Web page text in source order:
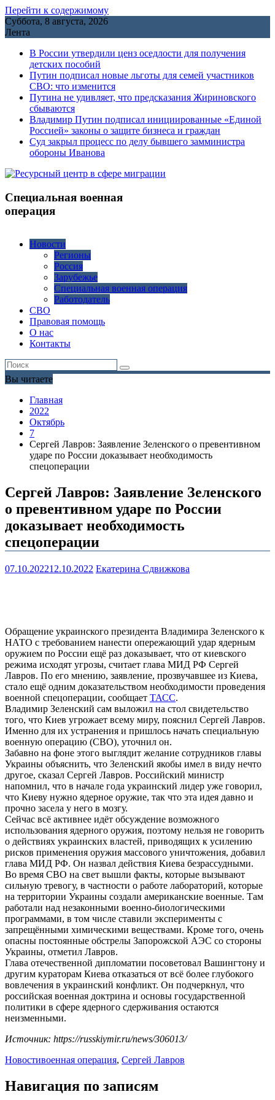
Перейти к содержимому
Суббота, 8 августа, 2026
Лента
В России утвердили ценз оседлости для получения
детских пособий
Путин подписал новые льготы для семей участников
СВО: что изменится
Путина не удивляет, что предсказания Жириновского
сбываются
Владимир Путин подписал инициированные «Единой
Россией» законы о защите бизнеса и граждан
Cуд закрыл процесс по делу бывшего замминистра
обороны Иванова
Специальная военная
операция
Новости
Регионы
Россия
Зарубежье
Специальная военная операция
Работодатель
СВО
Правовая помощь
О нас
Контакты
Вы читаете
Главная
2022
Октябрь
7
Сергей Лавров: Заявление Зеленского о превентивном
ударе по России доказывает необходимость
спецоперации
Сергей Лавров: Заявление Зеленского
о превентивном ударе по России
доказывает необходимость
спецоперации
07.10.202212.10.2022 Екатерина Сдвижкова
Обращение украинского президента Владимира Зеленского к
НАТО с требованием нанести опережающий удар ядерным
оружием по России ещё раз доказывает, что от киевского
режима исходят угрозы, считает глава МИД РФ Сергей
Лавров. По его мнению, заявление, прозвучавшее из Киева,
стало ещё одним доказательством необходимости проведения
военной спецоперации, сообщает ТАСС.
Владимир Зеленский сам выложил на стол свидетельство
того, что Киев угрожает всему миру, пояснил Сергей Лавров.
Именно для их устранения и пришлось начать специальную
военную операцию (СВО), уточнил он.
Забавно на фоне этого выглядит желание сотрудников главы
Украины объяснить, что Зеленский якобы имел в виду нечто
другое, сказал Сергей Лавров. Российский министр
напомнил, что в начале года украинский лидер уже говорил,
что Киеву нужно ядерное оружие, так что эта идея давно и
прочно засела у него в мозгу.
Сейчас всё активнее идёт обсуждение возможного
использования ядерного оружия, поэтому нельзя не говорить
о действиях украинских властей, приводящих к усилению
рисков применения оружия массового уничтожения, добавил
глава МИД РФ. Он назвал действия Киева безрассудными.
Во время СВО на свет вышли факты, которые вызывают
сильную тревогу, в частности о работе лабораторий, которые
на территории Украины создали американские военные. Там
работали над незаконными военно-биологическими
программами, в том числе ставили эксперименты с
запрещёнными химическими веществами. Кроме того, очень
опасны постоянные обстрелы Запорожской АЭС со стороны
Украины, отметил Лавров.
Глава отечественной дипломатии посоветовал Вашингтону и
другим кураторам Киева отказаться от всё более глубокого
вовлечения в украинский конфликт. Он подчеркнул, что
российская военная доктрина и основы государственной
политики в сфере ядерного сдерживания остаются
неизменными.
Источник: https://russkiymir.ru/news/306013/
Новостивоенная операция, Сергей Лавров
Навигация по записям